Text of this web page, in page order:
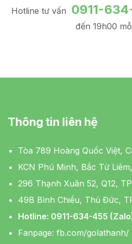
Hotline tư vấn 0911-
đến 19h00
Thông tin liên hệ
Tòa 789 Hoàng Quốc Việt,
KCN Phú Minh, Bắc Từ
296 Thạnh Xuân 52, Q12,
49B Bình Chiểu, Thủ Đức,
Hotline: 0911-634-455
Fanpage: fb.com/golathanh/